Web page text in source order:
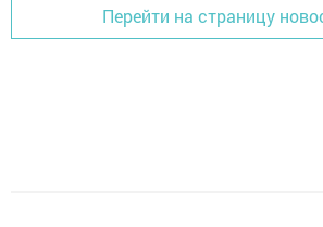
Перейти на страницу